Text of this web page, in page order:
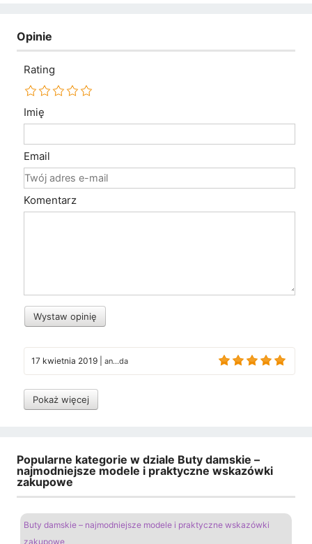
Opinie
Rating
Imię
Email
Komentarz
Wystaw opinię
17 kwietnia 2019 an...da
Pokaż więcej
Popularne kategorie w dziale Buty damskie –
najmodniejsze modele i praktyczne wskazówki
zakupowe
Buty damskie – najmodniejsze modele i praktyczne wskazówki
zakupowe